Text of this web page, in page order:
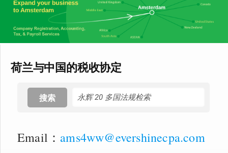
荷兰与中国的税收协定
搜索
Email： ams4ww@evershinecpa.com